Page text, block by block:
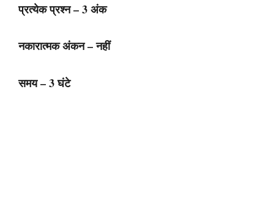
प्रत्येक प्रश्न – 3 अंक
नकारात्मक अंकन – नहीं
समय – 3 घंटे